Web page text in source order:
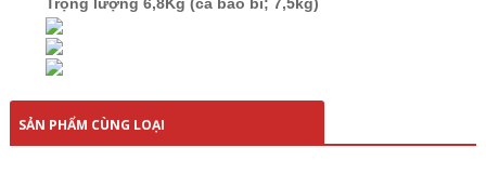
SẢN PHẨM CÙNG LOẠI